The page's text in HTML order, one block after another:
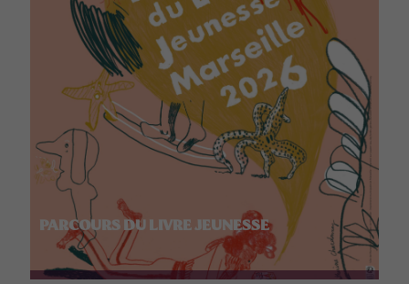
PARCOURS DU LIVRE JEUNESSE